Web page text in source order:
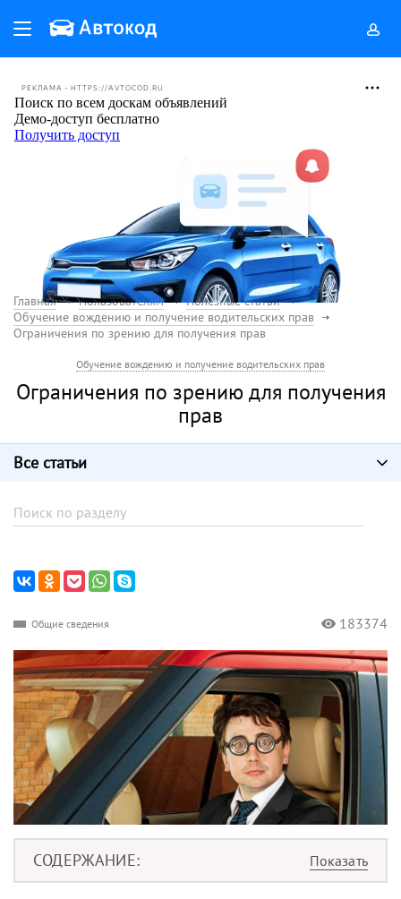
РЕКЛАМА • HTTPS://AVTOCOD.RU
Главная Пользователям
Полезные статьи
Обучение вождению и получение водительских прав
Ограничения по зрению для получения прав
Обучение вождению и получение водительских прав
Ограничения по зрению для получения
прав
Все статьи
Общие сведения 183374
СОДЕРЖАНИЕ